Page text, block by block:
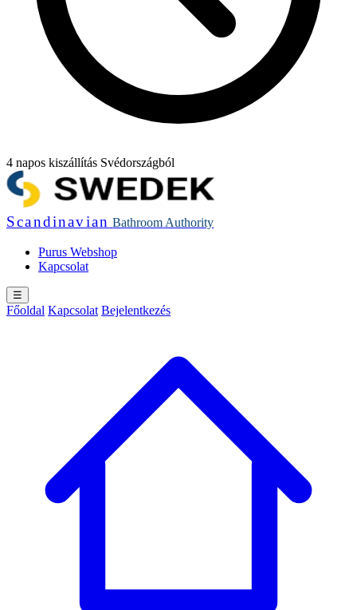
4 napos kiszállítás Svédországból
Scandinavian Bathroom Authority
Purus Webshop
Kapcsolat
☰
Főoldal Kapcsolat Bejelentkezés